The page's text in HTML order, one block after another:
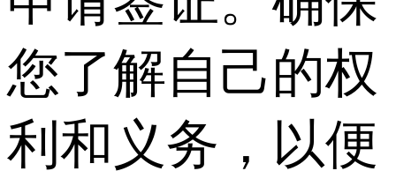
您了解自己的权
利和义务，以便